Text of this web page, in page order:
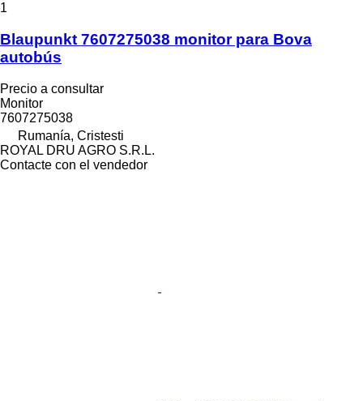
1
Blaupunkt 7607275038 monitor para Bova
autobús
Precio a consultar
Monitor
7607275038
Rumanía, Cristesti
ROYAL DRU AGRO S.R.L.
Contacte con el vendedor